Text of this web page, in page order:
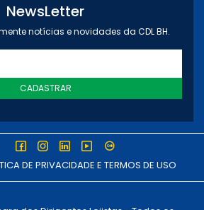
NewsLetter
notícias e novidades da CDL BH.
CADASTRAR
DE PRIVACIDADE E TERMOS DE USO